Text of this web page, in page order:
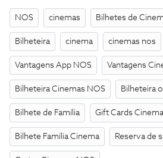
NOS cinemas Bilhetes de
Bilheteira cinema cinemas nos
Vantagens App NOS Vantagens
Bilheteira Cinemas NOS Bilheteira
Bilhete de Família Gift Cards
Bilhete Família Cinema Reserva de